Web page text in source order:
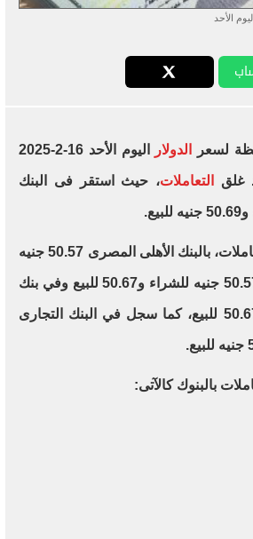
الأحد
لسعر الدولار اليوم الأحد 16-2-2025
غلق التعاملات، حيث استقر فى البنك
وسجل سعر الدولار اليوم الأحد بعد غلق التعاملات، بالبنك الأهلى المصرى 50.57 جنيه
للشراء و50.67 جنيه للبيع، فى بنك مصر 50.57 جنيه للشراء و50.67 للبيع وفي بنك
القاهرة سجل جنيه للشراء و50.57 جنيه 50.67 للبيع، كما سجل في البنك التجارى
بالبنوك كالآتى: